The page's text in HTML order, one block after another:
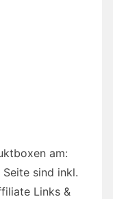
am:
sind inkl.
Links &